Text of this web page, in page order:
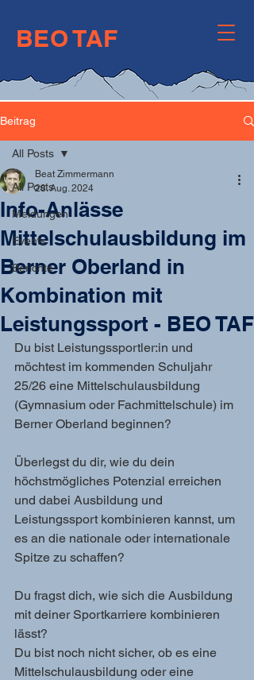
Berner Oberländer
Talentförderung
BEO TAF
Beitrag
All Posts
Meldungen
Events
Berichte
All Posts
Info-Anlässe
Mittelschulausbildung im
Berner Oberland in
Kombination mit
Leistungssport - BEO TAF
Beat Zimmermann
28. Aug. 2024
Du bist Leistungssportler:in und
möchtest im kommenden Schuljahr
25/26 eine Mittelschulausbildung
(Gymnasium oder Fachmittelschule) im
Berner Oberland beginnen?
Überlegst du dir, wie du dein
höchstmögliches Potenzial erreichen
und dabei Ausbildung und
Leistungssport kombinieren kannst, um
es an die nationale oder internationale
Spitze zu schaffen?
Du fragst dich, wie sich die Ausbildung
mit deiner Sportkarriere kombinieren
lässt?
Du bist noch nicht sicher, ob es eine
Mittelschulausbildung oder eine